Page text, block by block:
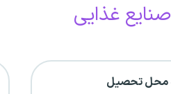
غذایی
محل تحصیل